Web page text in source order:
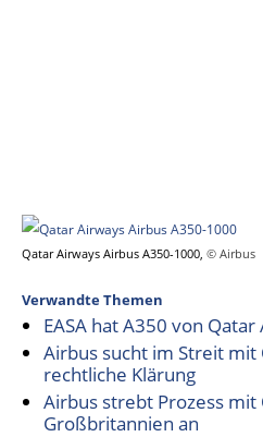
Qatar Airways Airbus A350-1000, © Airbus
Verwandte Themen
EASA hat A350 von
Airbus sucht im Streit mit
rechtliche Klärung
Airbus strebt Prozess mit
Großbritannien an